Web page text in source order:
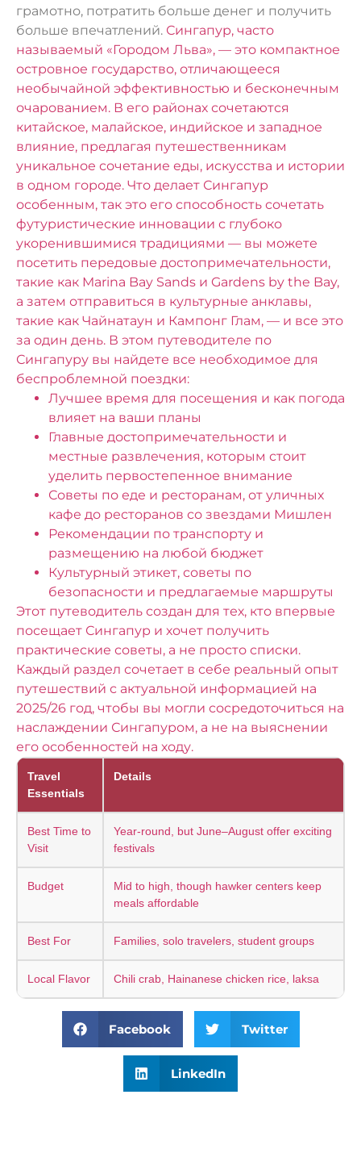
грамотно, потратить больше денег и получить
больше впечатлений. Сингапур, часто
называемый «Городом Льва», — это компактное
островное государство, отличающееся
необычайной эффективностью и бесконечным
очарованием. В его районах сочетаются
китайское, малайское, индийское и западное
влияние, предлагая путешественникам
уникальное сочетание еды, искусства и истории
в одном городе. Что делает Сингапур
особенным, так это его способность сочетать
футуристические инновации с глубоко
укоренившимися традициями — вы можете
посетить передовые достопримечательности,
такие как Marina Bay Sands и Gardens by the Bay,
а затем отправиться в культурные анклавы,
такие как Чайнатаун ​​и Кампонг Глам, — и все это
за один день. В этом путеводителе по
Сингапуру вы найдете все необходимое для
беспроблемной поездки:
Лучшее время для посещения и как погода
влияет на ваши планы
Главные достопримечательности и
местные развлечения, которым стоит
уделить первостепенное внимание
Советы по еде и ресторанам, от уличных
кафе до ресторанов со звездами Мишлен
Рекомендации по транспорту и
размещению на любой бюджет
Культурный этикет, советы по
безопасности и предлагаемые маршруты
Этот путеводитель создан для тех, кто впервые
посещает Сингапур и хочет получить
практические советы, а не просто списки.
Каждый раздел сочетает в себе реальный опыт
путешествий с актуальной информацией на
2025/26 год, чтобы вы могли сосредоточиться на
наслаждении Сингапуром, а не на выяснении
его особенностей на ходу.
Travel
Essentials
Details
Best Time to
Visit
Year-round, but June–August offer exciting
festivals
Budget
Mid to high, though hawker centers keep
meals affordable
Best For Families, solo travelers, student groups
Local Flavor Chili crab, Hainanese chicken rice, laksa
Facebook Twitter
LinkedIn